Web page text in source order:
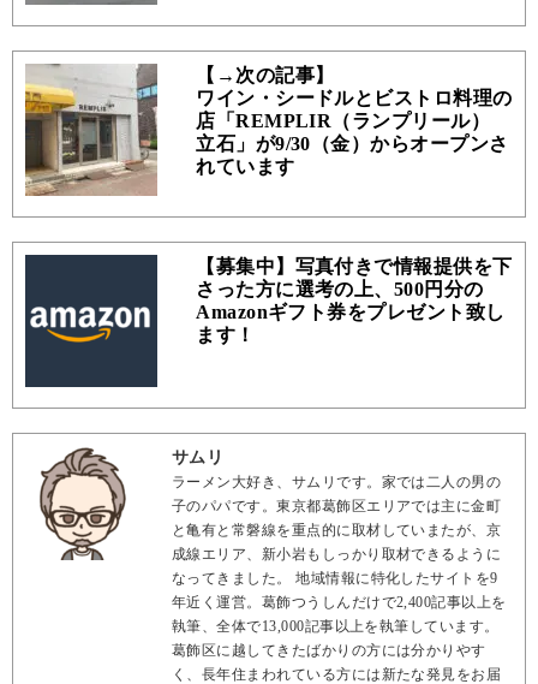
【→次の記事】
ワイン・シードルとビストロ料理の
店「REMPLIR（ランプリール）
立石」が9/30（金）からオープンさ
れています
【募集中】写真付きで情報提供を下
さった方に選考の上、500円分の
Amazonギフト券をプレゼント致し
ます！
サムリ
ラーメン大好き、サムリです。家では二人の男の
子のパパです。東京都葛飾区エリアでは主に金町
と亀有と常磐線を重点的に取材していまたが、京
成線エリア、新小岩もしっかり取材できるように
なってきました。 地域情報に特化したサイトを9
年近く運営。葛飾つうしんだけで2,400記事以上を
執筆、全体で13,000記事以上を執筆しています。
葛飾区に越してきたばかりの方には分かりやす
く、長年住まわれている方には新たな発見をお届